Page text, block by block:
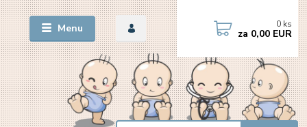
Menu 0 ks
za 0,00 EUR